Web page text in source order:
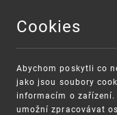
Cookies
Abychom poskytli co
jako jsou soubory
informacím o
umožní zpracovávat